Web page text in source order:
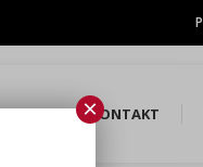
SHOP KONTAKT
×